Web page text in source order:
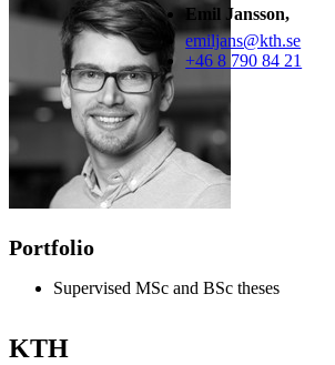
Emil Jansson,
emiljans@kth.se
+46 8 790 84 21
Portfolio
Supervised MSc and BSc theses
KTH